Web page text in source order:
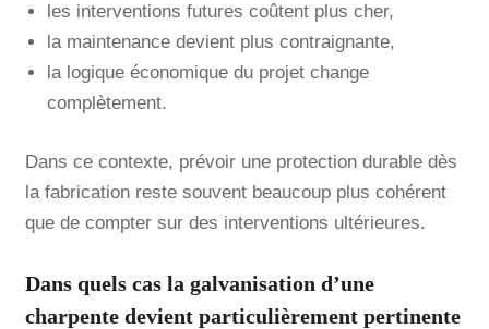
les interventions futures coûtent plus cher,
la maintenance devient plus contraignante,
la logique économique du projet change
complètement.
Dans ce contexte, prévoir une protection durable dès
la fabrication reste souvent beaucoup plus cohérent
que de compter sur des interventions ultérieures.
Dans quels cas la galvanisation d’une
charpente devient particulièrement pertinente